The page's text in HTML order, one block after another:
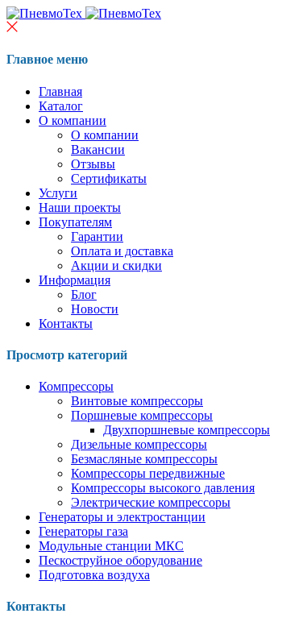
Главное меню
Главная
Каталог
О компании
О компании
Вакансии
Отзывы
Сертификаты
Услуги
Наши проекты
Покупателям
Гарантии
Оплата и доставка
Акции и скидки
Информация
Блог
Новости
Контакты
Просмотр категорий
Компрессоры
Винтовые компрессоры
Поршневые компрессоры
Двухпоршневые компрессоры
Дизельные компрессоры
Безмасляные компрессоры
Компрессоры передвижные
Компрессоры высокого давления
Электрические компрессоры
Генераторы и электростанции
Генераторы газа
Модульные станции МКС
Пескоструйное оборудование
Подготовка воздуха
Контакты